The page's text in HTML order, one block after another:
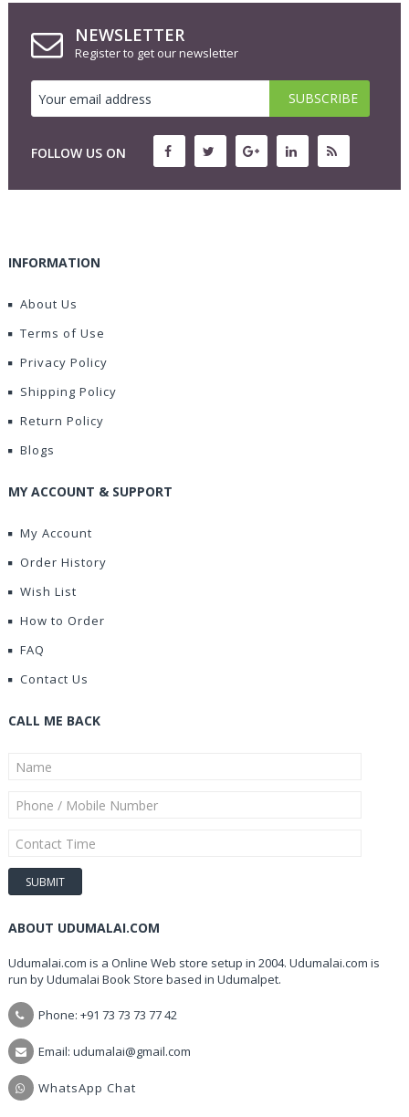
NEWSLETTER
Register to get our newsletter
FOLLOW US ON
INFORMATION
About Us
Terms of Use
Privacy Policy
Shipping Policy
Return Policy
Blogs
MY ACCOUNT & SUPPORT
My Account
Order History
Wish List
How to Order
FAQ
Contact Us
CALL ME BACK
ABOUT UDUMALAI.COM
Udumalai.com is a Online Web store setup in 2004. Udumalai.com is
run by Udumalai Book Store based in Udumalpet.
Phone: +91 73 73 73 77 42
Email: udumalai@gmail.com
WhatsApp Chat